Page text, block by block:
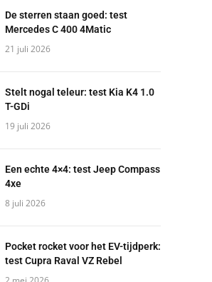
De sterren staan goed: test
Mercedes C 400 4Matic
21 juli 2026
Stelt nogal teleur: test Kia K4 1.0
T-GDi
19 juli 2026
Een echte 4×4: test Jeep Compass
4xe
8 juli 2026
Pocket rocket voor het EV-tijdperk:
test Cupra Raval VZ Rebel